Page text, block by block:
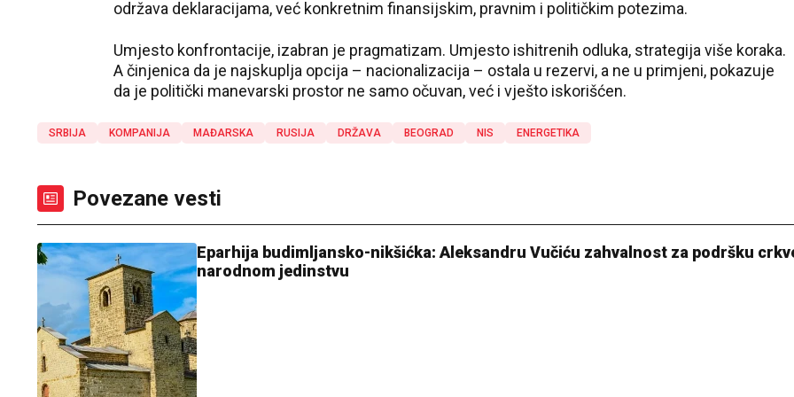
održava deklaracijama, već konkretnim finansijskim, pravnim i političkim potezima.
Umjesto konfrontacije, izabran je pragmatizam. Umjesto ishitrenih odluka, strategija više koraka.
A činjenica da je najskuplja opcija – nacionalizacija – ostala u rezervi, a ne u primjeni, pokazuje
da je politički manevarski prostor ne samo očuvan, već i vješto iskorišćen.
SRBIJA KOMPANIJA MAĐARSKA RUSIJA DRŽAVA BEOGRAD NIS ENERGETIKA
Povezane vesti
Eparhija budimljansko-nikšićka: Aleksandru Vučiću zahvalnost za podršku
narodnom jedinstvu